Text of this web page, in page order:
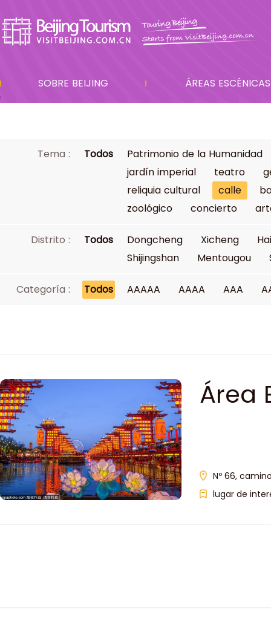
SOBRE BEIJING ÁREAS ESCÉNICAS
Tema : Todos
Patrimonio de la Humanidad
jardín imperial
teatro
reliquia cultural
calle
zoológico
concierto
Distrito : Todos Dongcheng Xicheng
Shijingshan
Mentougou
Categoría : Todos AAAAA AAAA AAA
Área
Nº 66,
lugar de